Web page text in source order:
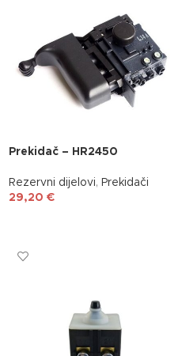
Prekidač – HR2450
Rezervni dijelovi, Prekidači
29,20 €